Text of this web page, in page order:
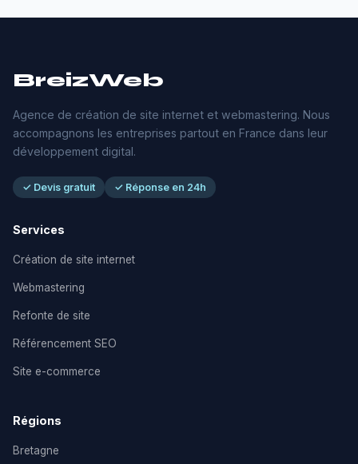
BreizWeb
Agence de création de site internet et webmastering. Nous
accompagnons les entreprises partout en France dans leur
développement digital.
✓ Devis gratuit ✓ Réponse en 24h
Services
Création de site internet
Webmastering
Refonte de site
Référencement SEO
Site e-commerce
Régions
Bretagne